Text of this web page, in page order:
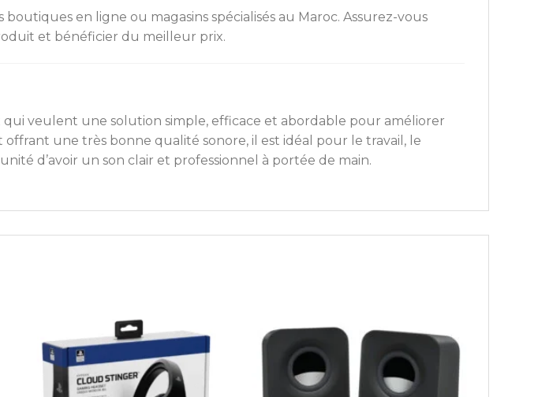
boutiques en ligne ou magasins spécialisés au Maroc. Assurez-vous
et bénéficier du meilleur prix.
veulent une solution simple, efficace et abordable pour améliorer
une très bonne qualité sonore, il est idéal pour le travail, le
d’avoir un son clair et professionnel à portée de main.